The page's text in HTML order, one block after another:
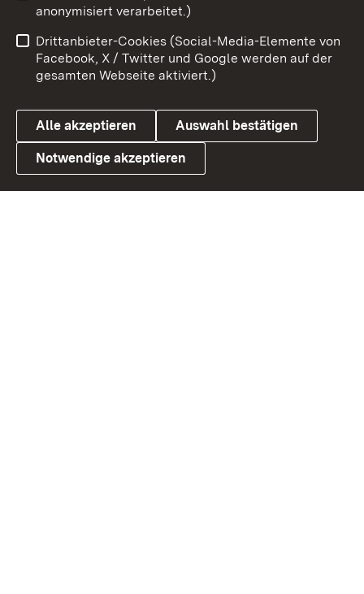
Link zum Landesportal
Benutzungshinweise
Barrierefreiheit
Datenschutz
Cookies
anonymisiert verarbeitet.)
Drittanbieter-Cookies (Social-Media-Elemente von
Facebook, X / Twitter und Google werden auf der
gesamten Webseite aktiviert.)
Alle akzeptieren Auswahl bestätigen
Notwendige akzeptieren